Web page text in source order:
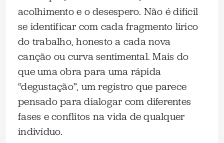
acolhimento e o desespero. Não é difícil
se identificar com cada fragmento lírico
do trabalho, honesto a cada nova
canção ou curva sentimental. Mais do
que uma obra para uma rápida
“degustação”, um registro que parece
pensado para dialogar com diferentes
fases e conflitos na vida de qualquer
indivíduo.